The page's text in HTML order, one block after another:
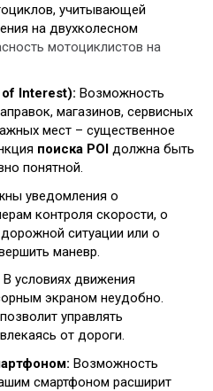
учитывающей
на двухколесном
мотоциклистов на
Interest): Возможность
магазинов, сервисных
мест – существенное
поиска POI должна быть
понятной.
уведомления о
контроля скорости, о
ситуации или о
маневр.
В условиях движения
экраном неудобно.
управлять
от дороги.
Возможность
смартфоном расширит